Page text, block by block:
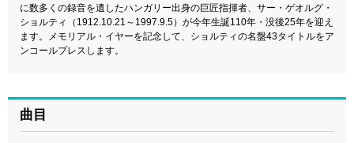
に数多くの録音を遺したハンガリー出身の巨匠指揮者、サー・ゲオルグ・
ショルティ（1912.10.21～1997.9.5）が今年生誕110年・没後25年を迎え
ます。メモリアル・イヤーを記念して、ショルティの名盤43タイトルをア
ンコールプレスします。
曲目